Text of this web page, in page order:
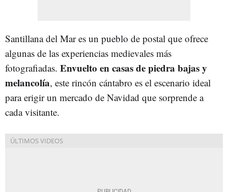
Santillana del Mar es un pueblo de postal que ofrece
algunas de las experiencias medievales más
fotografiadas. Envuelto en casas de piedra bajas y
melancolía, este rincón cántabro es el escenario ideal
para erigir un mercado de Navidad que sorprende a
cada visitante.